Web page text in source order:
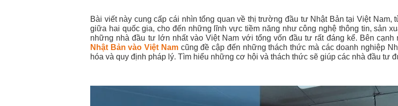
Bài viết này cung cấp cái nhìn tổng quan về thị trường đầu tư Nhật Bản tại Việt Nam,
giữa hai quốc gia, cho đến những lĩnh vực tiềm năng như công nghệ thông tin, sản
những nhà đầu tư lớn nhất vào Việt Nam với tổng vốn đầu tư rất đáng kể. Bên
Nhật Bản vào Việt Namcũng đề cập đến những thách thức mà các doanh nghiệp
hóa và quy định pháp lý. Tìm hiểu những cơ hội và thách thức sẽ giúp các nhà đầu tư